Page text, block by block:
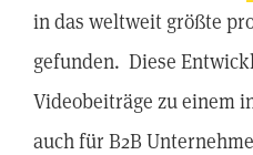
in das weltweit größte
gefunden. Diese
Videobeiträge zu einem
auch für B2B